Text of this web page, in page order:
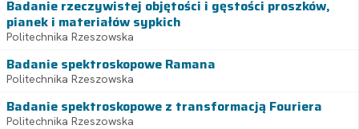
Badanie rzeczywistej objętości i gęstości proszków,
pianek i materiałów sypkich
Politechnika Rzeszowska
Badanie spektroskopowe Ramana
Politechnika Rzeszowska
Badanie spektroskopowe z transformacją Fouriera
Politechnika Rzeszowska